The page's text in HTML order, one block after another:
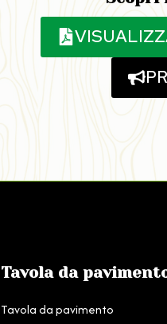
Tavola da
Tavola da pavimento